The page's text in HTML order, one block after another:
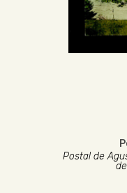
Postal de